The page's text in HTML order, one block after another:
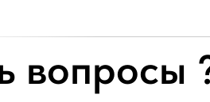
вопросы